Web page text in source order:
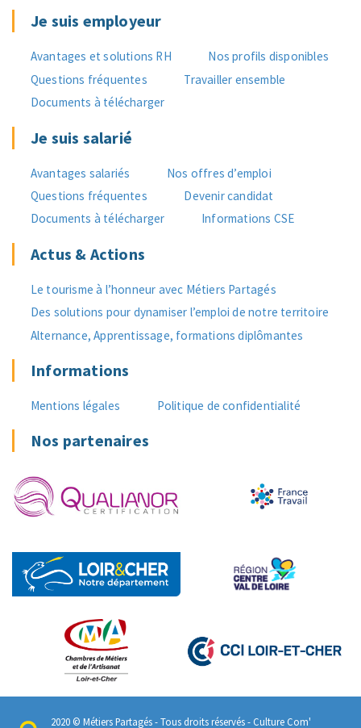
Je suis employeur
Avantages et solutions RH
Nos profils disponibles
Questions fréquentes
Travailler ensemble
Documents à télécharger
Je suis salarié
Avantages salariés
Nos offres d’emploi
Questions fréquentes
Devenir candidat
Documents à télécharger
Informations CSE
Actus & Actions
Le tourisme à l’honneur avec Métiers Partagés
Des solutions pour dynamiser l’emploi de notre territoire
Alternance, Apprentissage, formations diplômantes
Informations
Mentions légales Politique de confidentialité
Nos partenaires
2020 © Métiers Partagés - Tous droits réservés - Culture Com'